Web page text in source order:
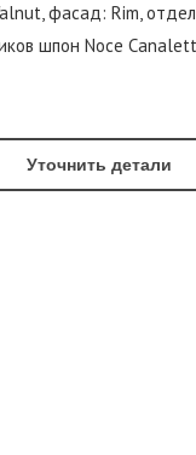
фасад: Rim,
шпон Noce
Уточнить детали